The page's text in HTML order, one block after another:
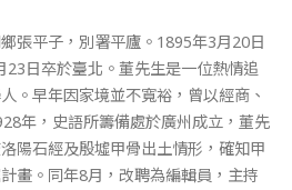
張平子，別署平廬。1895年3月20日
日卒於臺北。董先生是一位熱情追
。早年因家境並不寬裕，曾以經商、
年，史語所籌備處於廣州成立，董先
陽石經及殷墟甲骨出土情形，確知甲
畫。同年8月，改聘為編輯員，主持